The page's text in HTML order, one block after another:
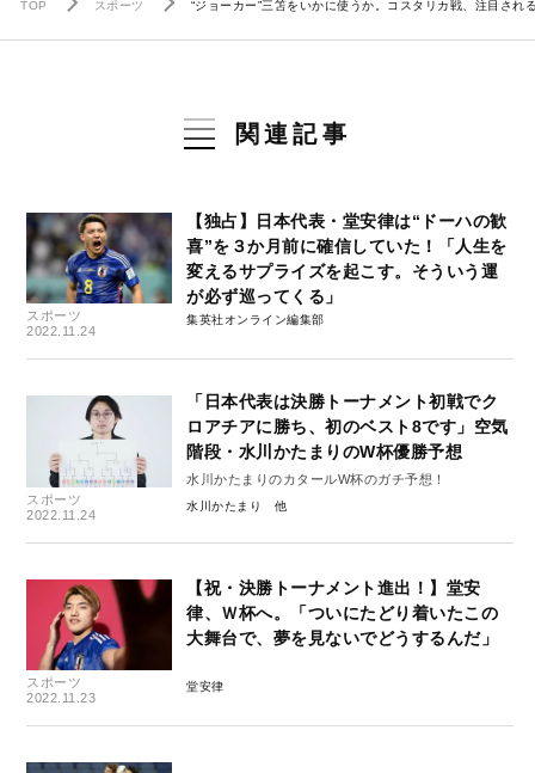
TOP スポーツ “ジョーカー”三笘をいかに使うか。コスタリカ戦、注目され
関連記事
スポーツ
2022.11.24
【独占】日本代表・堂安律は“ドーハの歓
喜”を３か月前に確信していた！「人生を
変えるサプライズを起こす。そういう運
が必ず巡ってくる」
集英社オンライン編集部
スポーツ
2022.11.24
「日本代表は決勝トーナメント初戦でク
ロアチアに勝ち、初のベスト8です」空気
階段・水川かたまりのW杯優勝予想
水川かたまりのカタールW杯のガチ予想！
水川かたまり
スポーツ
2022.11.23
【祝・決勝トーナメント進出！】堂安
律、Ｗ杯へ。「ついにたどり着いたこの
大舞台で、夢を見ないでどうするんだ」
堂安律